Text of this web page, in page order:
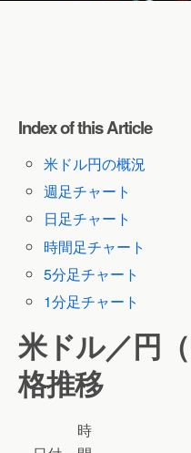
Index of this Article
米ドル円の概況
週足チャート
日足チャート
時間足チャート
5分足チャート
1分足チャート
米ドル／円
格推移
時